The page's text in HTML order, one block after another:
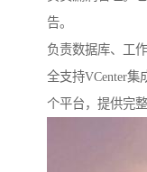
告。
负责数据库、工
全支持VCenter集
个平台，提供完